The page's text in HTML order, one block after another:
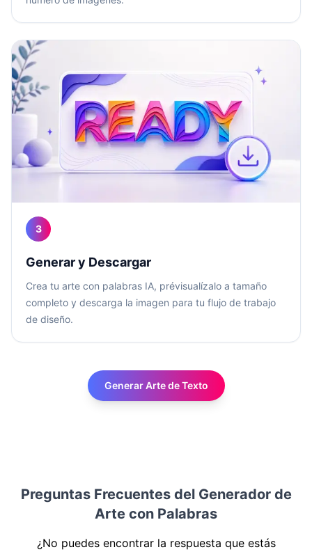
3
Generar y Descargar
Crea tu arte con palabras IA, prévisualízalo a tamaño
completo y descarga la imagen para tu flujo de trabajo
de diseño.
Generar Arte de Texto
Preguntas Frecuentes del Generador de
Arte con Palabras
¿No puedes encontrar la respuesta que estás